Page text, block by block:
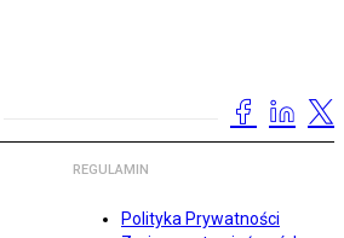
REGULAMIN
Polityka Prywatności